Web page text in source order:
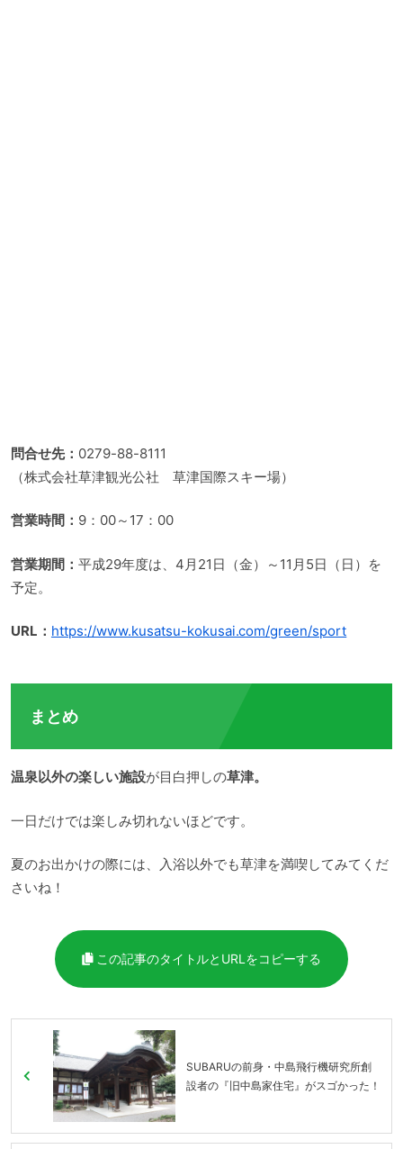
問合せ先： 0279-88-8111
（株式会社草津観光公社 草津国際スキー場）
営業時間： 9：00～17：00
営業期間： 平成29年度は、4月21日（金）～11月5日（日）を
予定。
URL： https://www.kusatsu-kokusai.com/green/sport
まとめ
温泉以外の楽しい施設が目白押しの草津。
一日だけでは楽しみ切れないほどです。
夏のお出かけの際には、入浴以外でも草津を満喫してみてくだ
さいね！
この記事のタイトルとURLをコピーする
SUBARUの前身・中島飛行機研究所創
設者の『旧中島家住宅』がスゴかった！